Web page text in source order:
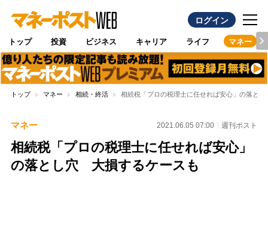
ログイン
トップ 投資 ビジネス キャリア ライフ マネー
トップ マネー 相続・終活 相続税「プロの税理士に任せれば安心」の落と
マネー 2021.06.05 07:00 週刊ポスト
相続税「プロの税理士に任せれば安心」
の落とし穴 大損するケースも